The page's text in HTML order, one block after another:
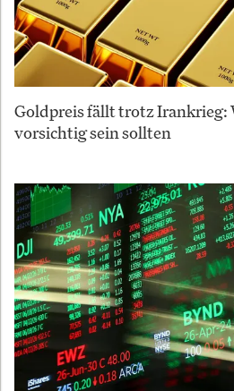
Goldpreis fällt trotz Irankrieg:
vorsichtig sein sollten